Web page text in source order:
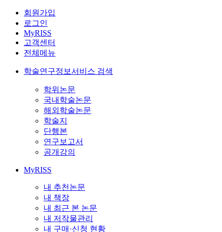
회원가입
로그인
MyRISS
고객센터
전체메뉴
학술연구정보서비스 검색
학위논문
국내학술논문
해외학술논문
학술지
단행본
연구보고서
공개강의
MyRISS
내 추천논문
내 책장
내 최근 본 논문
내 저작물관리
내 구매·신청 현황